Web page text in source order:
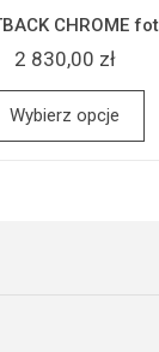
CHROME
2 830,00 zł
Wybierz opcje